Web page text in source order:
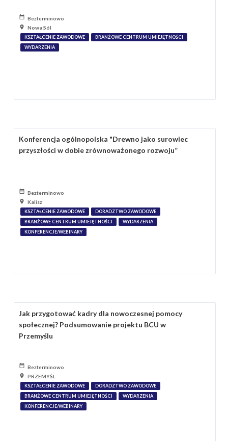
Bezterminowo
Nowa Sól
KSZTAŁCENIE ZAWODOWE
BRANŻOWE CENTRUM UMIEJĘTNOŚCI
WYDARZENIA
Konferencja ogólnopolska "Drewno jako surowiec
przyszłości w dobie zrównoważonego rozwoju”
Bezterminowo
Kalisz
KSZTAŁCENIE ZAWODOWE
DORADZTWO ZAWODOWE
BRANŻOWE CENTRUM UMIEJĘTNOŚCI
WYDARZENIA
KONFERENCJE/WEBINARY
Jak przygotować kadry dla nowoczesnej pomocy
społecznej? Podsumowanie projektu BCU w
Przemyślu
Bezterminowo
PRZEMYŚL
KSZTAŁCENIE ZAWODOWE
DORADZTWO ZAWODOWE
BRANŻOWE CENTRUM UMIEJĘTNOŚCI
WYDARZENIA
KONFERENCJE/WEBINARY